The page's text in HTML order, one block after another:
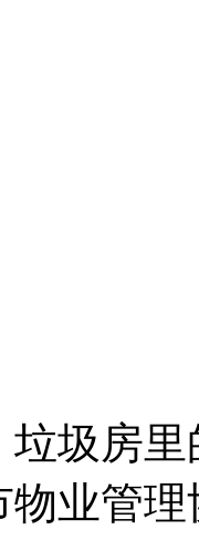
垃圾房
业管